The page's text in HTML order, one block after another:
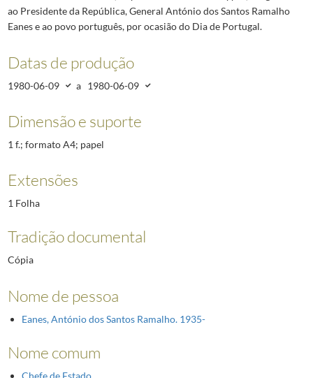
ao Presidente da República, General António dos Santos Ramalho
Eanes e ao povo português, por ocasião do Dia de Portugal.
Datas de produção
1980-06-09 a 1980-06-09
Dimensão e suporte
1 f.; formato A4; papel
Extensões
1 Folha
Tradição documental
Cópia
Nome de pessoa
Eanes, António dos Santos Ramalho. 1935-
Nome comum
Chefe de Estado